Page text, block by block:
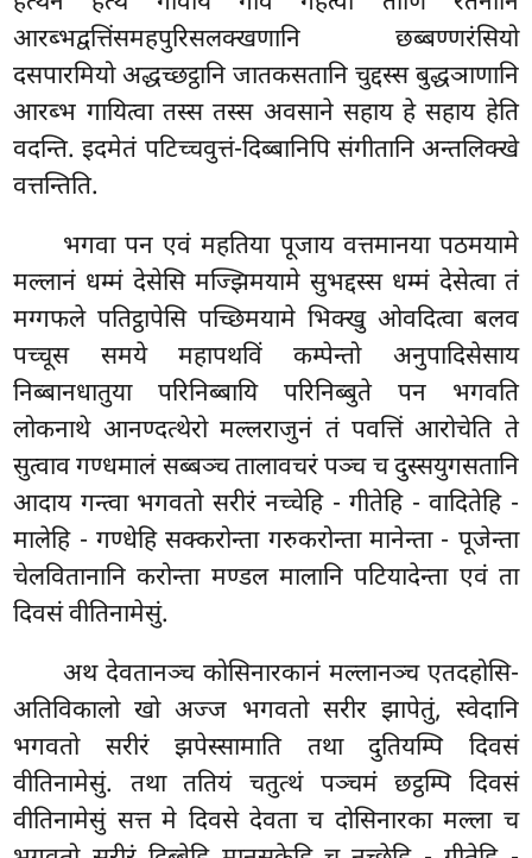
आरब्भद्वत्तिंसमहपुरिसलक्खणानि छब्बण्णरंसियो
दसपारमियो अद्धच्छट्ठानि जातकसतानि चुद्दस्स बुद्धञाणानि
आरब्भ गायित्वा तस्स तस्स अवसाने सहाय हे सहाय हेति
वदन्ति. इदमेतं पटिच्चवुत्तं-दिब्बानिपि संगीतानि अन्तलिक्खे
वत्तन्तिति.
भगवा पन एवं महतिया पूजाय वत्तमानया पठमयामे
मल्लानं धम्मं देसेसि मज्झिमयामे सुभद्दस्स धम्मं देसेत्वा तं
मग्गफले पतिट्ठापेसि पच्छिमयामे भिक्खु ओवदित्वा बलव
पच्चूस समये महापथविं कम्पेन्तो अनुपादिसेसाय
निब्बानधातुया परिनिब्बायि परिनिब्बुते पन भगवति
लोकनाथे आनण्दत्थेरो मल्लराजुनं तं पवत्तिं आरोचेति ते
सुत्वाव गण्धमालं सब्बञ्च तालावचरं पञ्च च दुस्सयुगसतानि
आदाय गन्त्वा भगवतो सरीरं नच्चेहि - गीतेहि - वादितेहि -
मालेहि - गण्धेहि सक्करोन्ता गरुकरोन्ता मानेन्ता - पूजेन्ता
चेलवितानानि करोन्ता मण्डल मालानि पटियादेन्ता एवं ता
दिवसं वीतिनामेसुं.
अथ देवतानञ्च कोसिनारकानं मल्लानञ्च एतदहोसि-
अतिविकालो खो अज्ज भगवतो सरीर झापेतुं, स्वेदानि
भगवतो सरीरं झपेस्सामाति तथा दुतियम्पि दिवसं
वीतिनामेसुं. तथा ततियं चतुत्थं पञ्चमं छट्ठम्पि दिवसं
वीतिनामेसुं सत्त मे दिवसे देवता च दोसिनारका मल्ला च